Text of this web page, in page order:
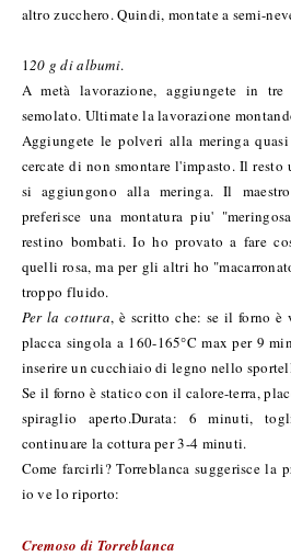
altro zucchero. Quindi, montate a semi-
1 20 g di albumi.
A metà lavorazione, aggiungete in
semolato. Ultimate la lavorazione
Aggiungete le polveri alla meringa
cercate di non smontare l'impasto. Il resto
si aggiungono alla meringa. Il
preferisce una montatura piu'
restino bombati. Io ho provato a fare
quelli rosa, ma per gli altri ho
troppo fluido.
Per la cottura, è scritto che: se il forno
placca singola a 160-165°C max per 9
inserire un cucchiaio di legno nello
Se il forno è statico con il calore-terra,
spiraglio aperto.Durata: 6 minuti,
continuare la cottura per 3-4 minuti.
Come farcirli? Torreblanca suggerisce la
io ve lo riporto:
Cremoso di Torreblanca